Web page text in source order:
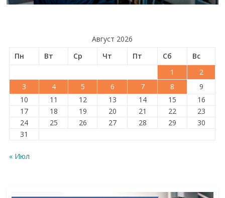
Август 2026
Пн
Вт Ср Чт Пт Сб
Вс
1
2
3
4 5 6 7 8
9
10
11 12 13 14 15
16
17
18 19 20 21 22
23
24
25 26 27 28 29
30
31
« Июл